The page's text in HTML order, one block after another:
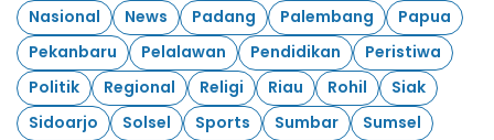
Nasional
News Padang Palembang
Papua
Pekanbaru
Pelalawan Pendidikan
Peristiwa
Politik
Regional Religi Riau Rohil
Siak
Sidoarjo
Solsel Sports Sumbar
Sumsel